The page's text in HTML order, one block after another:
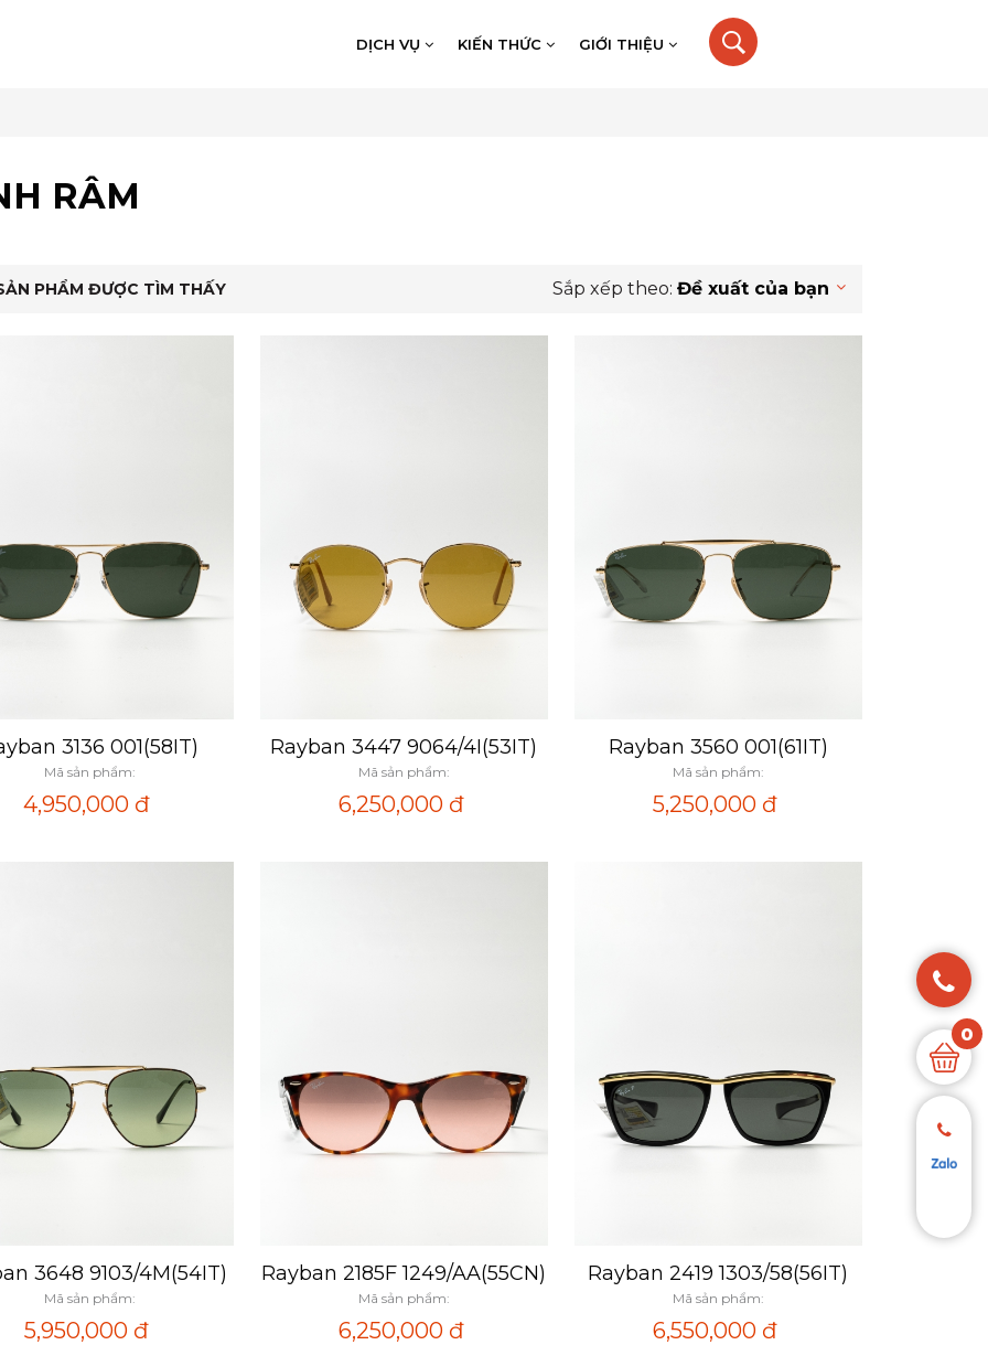
DỊCH VỤ KIẾN THỨC GIỚI THIỆU
RÂM
PHẨM ĐƯỢC TÌM THẤY Sắp xếp theo: Đề xuất của bạn
Xem nhanh
3136 001(58IT)
Mã sản phẩm:
4,950,000 đ
Xem nhanh
Rayban 3447 9064/4I(53IT)
Mã sản phẩm:
6,250,000đ
Xem nhanh
Rayban 3560 001(61IT)
Mã sản phẩm:
5,250,000 đ
Xem nhanh
3648 9103/4M(54IT)
Mã sản phẩm:
5,950,000 đ
Xem nhanh
Rayban 2185F 1249/AA(55CN)
Mã sản phẩm:
6,250,000đ
Xem nhanh
Rayban 2419 1303/58(56IT)
Mã sản phẩm:
6,550,000 đ
0